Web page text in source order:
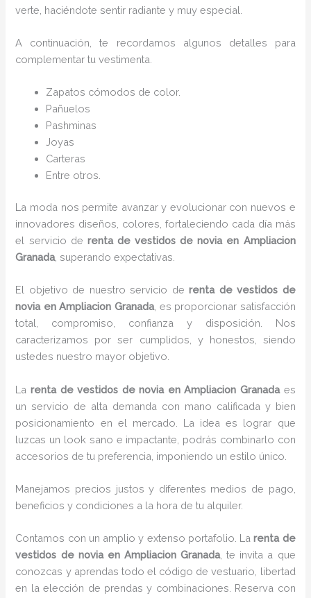
verte, haciéndote sentir radiante y muy especial.
A continuación, te recordamos algunos detalles para
complementar tu vestimenta.
Zapatos cómodos de color.
Pañuelos
Pashminas
Joyas
Carteras
Entre otros.
La moda nos permite avanzar y evolucionar con nuevos e
innovadores diseños, colores, fortaleciendo cada día más
el servicio de renta de vestidos de novia en Ampliacion
Granada, superando expectativas.
El objetivo de nuestro servicio derenta de vestidos de
novia en Ampliacion Granada, es proporcionar satisfacción
total, compromiso, confianza y disposición. Nos
caracterizamos por ser cumplidos, y honestos, siendo
ustedes nuestro mayor objetivo.
Larenta de vestidos de novia en Ampliacion Granada es
un servicio de alta demanda con mano calificada y bien
posicionamiento en el mercado. La idea es lograr que
luzcas un look sano e impactante, podrás combinarlo con
accesorios de tu preferencia, imponiendo un estilo único.
Manejamos precios justos y diferentes medios de pago,
beneficios y condiciones a la hora de tu alquiler.
Contamos con un amplio y extenso portafolio. Larenta de
vestidos de novia en Ampliacion Granada, te invita a que
conozcas y aprendas todo el código de vestuario, libertad
en la elección de prendas y combinaciones. Reserva con